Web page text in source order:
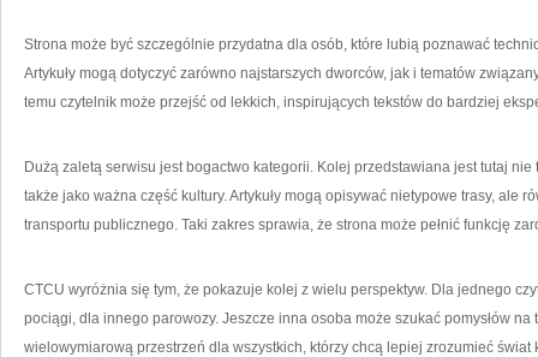
Strona może być szczególnie przydatna dla osób, które lubią poznawać
Artykuły mogą dotyczyć zarówno najstarszych dworców, jak i tematów
temu czytelnik może przejść od lekkich, inspirujących tekstów do bardziej
Dużą zaletą serwisu jest bogactwo kategorii. Kolej przedstawiana jest tutaj
także jako ważna część kultury. Artykuły mogą opisywać nietypowe trasy, ale
transportu publicznego. Taki zakres sprawia, że strona może pełnić funkcję
CTCU wyróżnia się tym, że pokazuje kolej z wielu perspektyw. Dla jednego
pociągi, dla innego parowozy. Jeszcze inna osoba może szukać pomysłów na
wielowymiarową przestrzeń dla wszystkich, którzy chcą lepiej zrozumieć świat